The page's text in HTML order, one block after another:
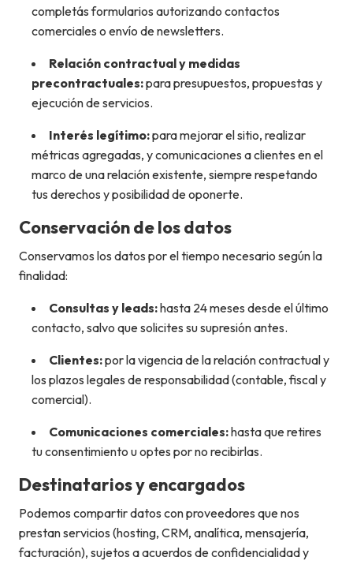
completás formularios autorizando contactos
comerciales o envío de newsletters.
Relación contractual y medidas
precontractuales:para presupuestos, propuestas y
ejecución de servicios.
Interés legítimo:para mejorar el sitio, realizar
métricas agregadas, y comunicaciones a clientes en el
marco de una relación existente, siempre respetando
tus derechos y posibilidad de oponerte.
Conservación de los datos
Conservamos los datos por el tiempo necesario según la
finalidad:
Consultas y leads:hasta 24 meses desde el último
contacto, salvo que solicites su supresión antes.
Clientes:por la vigencia de la relación contractual y
los plazos legales de responsabilidad (contable, fiscal y
comercial).
Comunicaciones comerciales:hasta que retires
tu consentimiento u optes por no recibirlas.
Destinatarios y encargados
Podemos compartir datos con proveedores que nos
prestan servicios (hosting, CRM, analítica, mensajería,
facturación), sujetos a acuerdos de confidencialidad y